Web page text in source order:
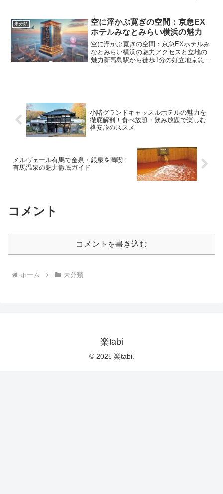
う）。旅の楽しみといえば温泉とグルメ
ですが、このホテルではどち...
未分類
空に浮かぶ寛ぎの空間：京急EX
ホテルみなとみらい横浜の魅力
空に浮かぶ寛ぎの空間：京急EXホテルみ
なとみらい横浜の魅力アクセスと立地の
魅力新高島駅から徒歩1分の好立地京急
小諸グランドキャッスルホテルの魅力を
徹底解剖！食べ放題・飲み放題で楽しむ
格安旅のススメ
メルヴェール有馬で金泉・銀泉を満喫！
有馬温泉の魅力徹底ガイド
コメント
コメントを書き込む
ホーム 未分類
楽tabi
© 2025 楽tabi.